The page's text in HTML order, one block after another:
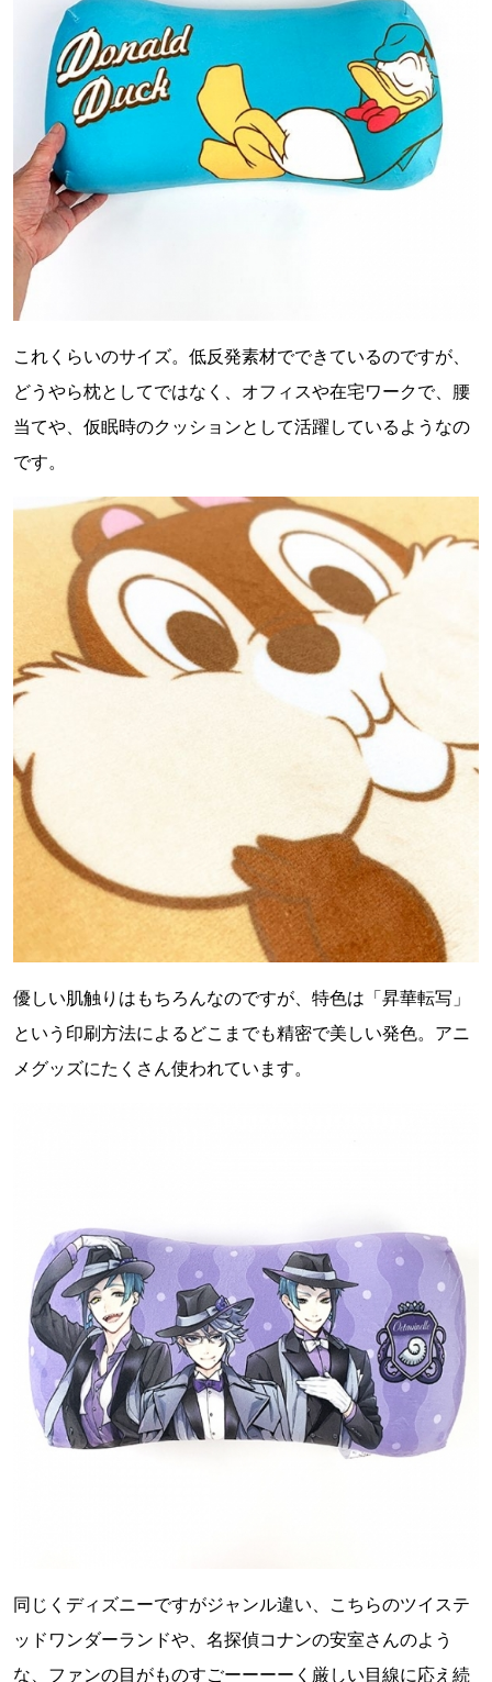
これくらいのサイズ。低反発素材でできているのですが、
どうやら枕としてではなく、オフィスや在宅ワークで、腰
当てや、仮眠時のクッションとして活躍しているようなの
です。
優しい肌触りはもちろんなのですが、特色は「昇華転写」
という印刷方法によるどこまでも精密で美しい発色。アニ
メグッズにたくさん使われています。
同じくディズニーですがジャンル違い、こちらのツイステ
ッドワンダーランドや、名探偵コナンの安室さんのよう
な、ファンの目がものすごーーーーく厳しい目線に応え続